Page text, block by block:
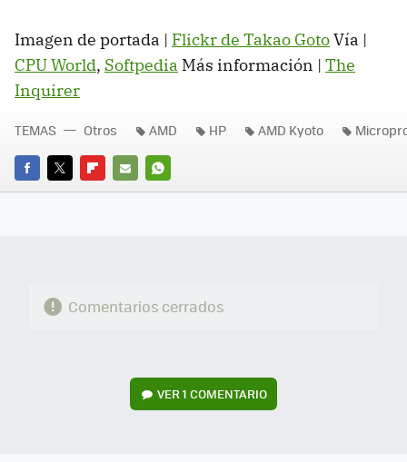
Imagen de portada | Flickr de Takao GotoVía |
CPU World, Softpedia Más información | The
Inquirer
FACEBOOK
TWITTERFLIPBOARD
E-
WHATSAPP
TEMAS Otros AMD HP AMD Kyoto
Comentarios cerrados
VER1 COMENTARIO